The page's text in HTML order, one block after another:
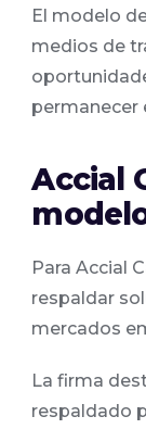
El modelo
medios de
permanecer
Accial
Para Accial
respaldar
mercados
La firma
respaldado